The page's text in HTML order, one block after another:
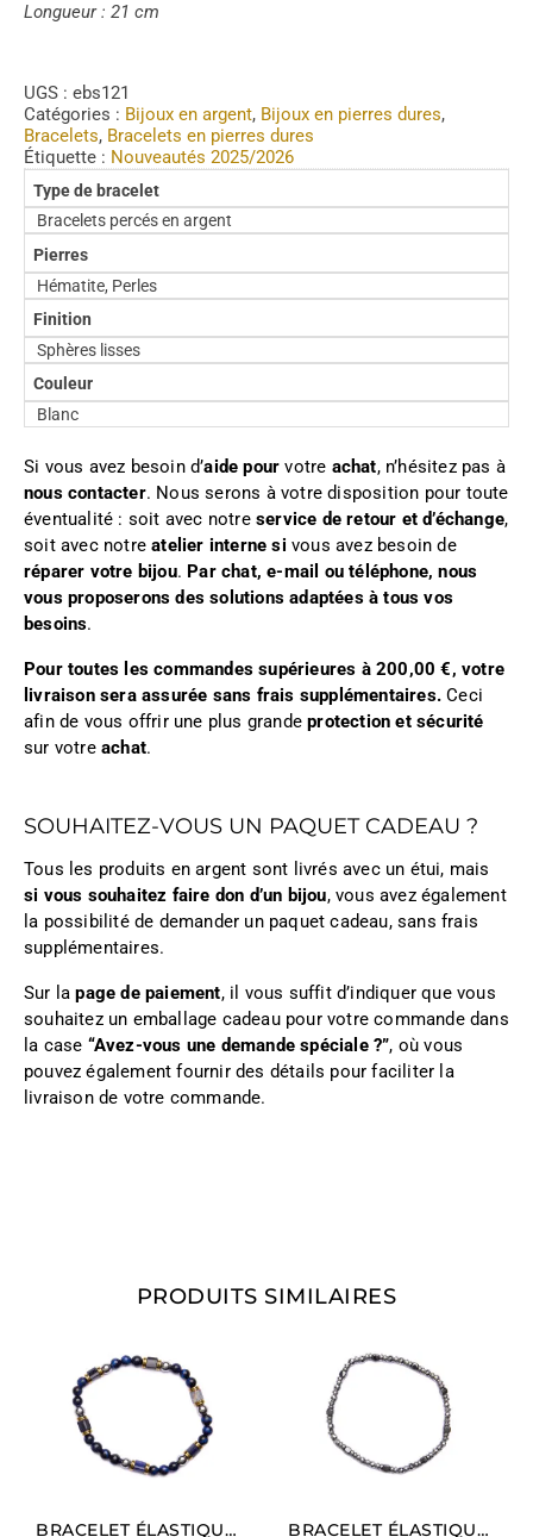
Longueur : 21 cm
UGS : ebs121
Catégories : Bijoux en argent, Bijoux en pierres dures,
Bracelets, Bracelets en pierres dures
Étiquette : Nouveautés 2025/2026
Type de bracelet
Bracelets percés en argent
Pierres
Hématite, Perles
Finition
Sphères lisses
Couleur
Blanc
Si vous avez besoin d’aide pour votre achat, n’hésitez pas à
nous contacter. Nous serons à votre disposition pour toute
éventualité : soit avec notre service de retour et d’échange,
soit avec notreatelier interne si vous avez besoin de
réparer votre bijou. Par chat, e-mail ou téléphone, nous
vous proposerons des solutions adaptées à tous vos
besoins.
Pour toutes les commandes supérieures à 200,00 €, votre
livraison sera assurée sans frais supplémentaires. Ceci
afin de vous offrir une plus grandeprotection et sécurité
sur votre achat.
SOUHAITEZ-VOUS UN PAQUET CADEAU ?
Tous les produits en argent sont livrés avec un étui, mais
si vous souhaitez faire don d’un bijou, vous avez également
la possibilité de demander un paquet cadeau, sans frais
supplémentaires.
Sur lapage de paiement, il vous suffit d’indiquer que vous
souhaitez un emballage cadeau pour votre commande dans
la case “Avez-vous une demande spéciale ?”, où vous
pouvez également fournir des détails pour faciliter la
livraison de votre commande.
PRODUITS SIMILAIRES
BRACELET ÉLASTIQUE POUR HOMME EN AGATE NOIRE ET SODALITE BRACELET ÉLASTIQUE POUR HOMME EN RHODIUM ET HÉMATITE NATURELLE